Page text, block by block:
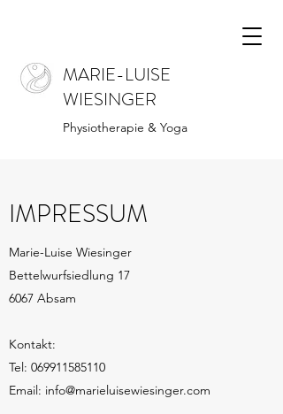
MARIE-LUISE
WIESINGER
Physiotherapie & Yoga
IMPRESSUM
Marie-Luise Wiesinger
Bettelwurfsiedlung 17
6067 Absam
Kontakt:
Tel: 069911585110
Email: info@marieluisewiesinger.com